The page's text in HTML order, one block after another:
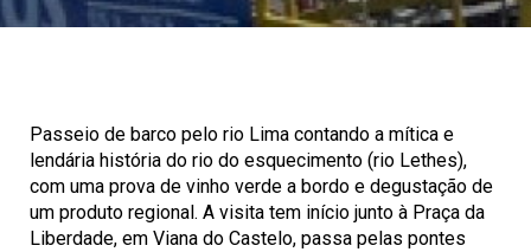
Passeio de barco pelo rio Lima contando a mítica e
lendária história do rio do esquecimento (rio Lethes),
com uma prova de vinho verde a bordo e degustação de
um produto regional. A visita tem início junto à Praça da
Liberdade, em Viana do Castelo, passa pelas pontes